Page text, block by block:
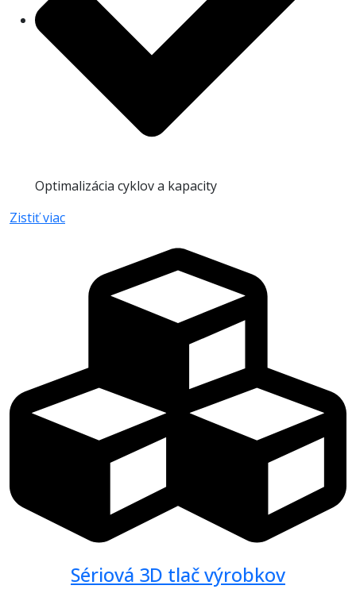
Optimalizácia cyklov a kapacity
Zistiť viac
Sériová 3D tlač výrobkov